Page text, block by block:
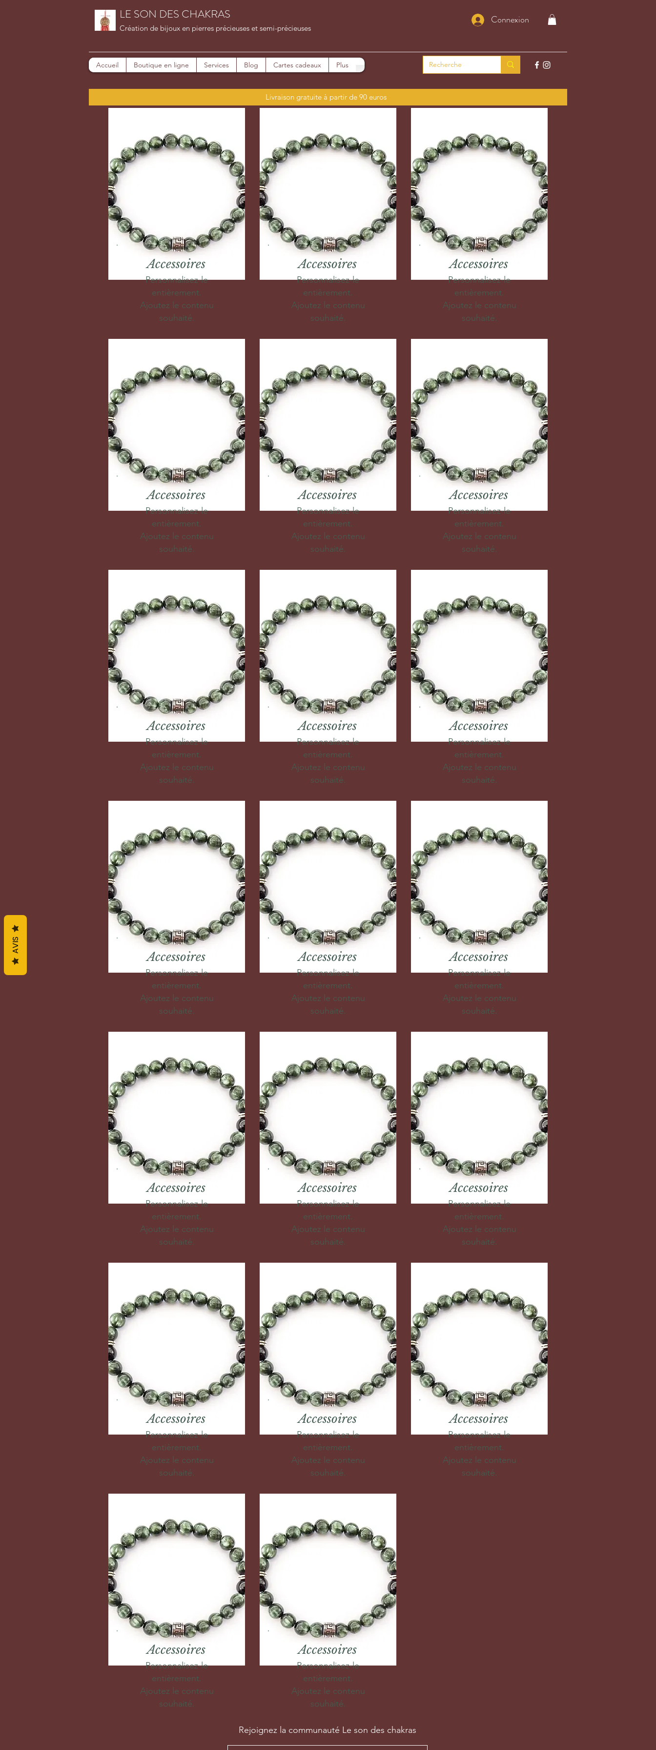
LE SON DES CHAKRAS
Création de bijoux en pierres précieuses et semi-précieuses
Connexion
Accueil Boutique en ligne Services Blog Cartes cadeaux Plus
Livraison gratuite à partir de 90 euros
Accessoires
Personnalisez-le
entièrement.
Ajoutez le contenu
souhaité.
Accessoires
Personnalisez-le
entièrement.
Ajoutez le contenu
souhaité.
Accessoires
Personnalisez-le
entièrement.
Ajoutez le contenu
souhaité.
Accessoires
Personnalisez-le
entièrement.
Ajoutez le contenu
souhaité.
Accessoires
Personnalisez-le
entièrement.
Ajoutez le contenu
souhaité.
Accessoires
Personnalisez-le
entièrement.
Ajoutez le contenu
souhaité.
Accessoires
Personnalisez-le
entièrement.
Ajoutez le contenu
souhaité.
Accessoires
Personnalisez-le
entièrement.
Ajoutez le contenu
souhaité.
Accessoires
Personnalisez-le
entièrement.
Ajoutez le contenu
souhaité.
Accessoires
Personnalisez-le
entièrement.
Ajoutez le contenu
souhaité.
Accessoires
Personnalisez-le
entièrement.
Ajoutez le contenu
souhaité.
Accessoires
Personnalisez-le
entièrement.
Ajoutez le contenu
souhaité.
Accessoires
Personnalisez-le
entièrement.
Ajoutez le contenu
souhaité.
Accessoires
Personnalisez-le
entièrement.
Ajoutez le contenu
souhaité.
Accessoires
Personnalisez-le
entièrement.
Ajoutez le contenu
souhaité.
Accessoires
Personnalisez-le
entièrement.
Ajoutez le contenu
souhaité.
Accessoires
Personnalisez-le
entièrement.
Ajoutez le contenu
souhaité.
Accessoires
Personnalisez-le
entièrement.
Ajoutez le contenu
souhaité.
Accessoires
Personnalisez-le
entièrement.
Ajoutez le contenu
souhaité.
Accessoires
Personnalisez-le
entièrement.
Ajoutez le contenu
souhaité.
Rejoignez la communauté Le son des chakras
AVIS